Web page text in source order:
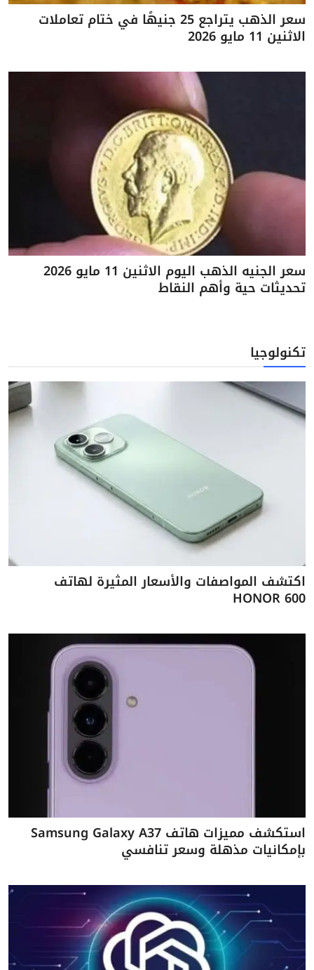
سعر الذهب يتراجع 25 جنيهًا في ختام تعاملات
الاثنين 11 مايو 2026
سعر الجنيه الذهب اليوم الاثنين 11 مايو 2026
تحديثات حية وأهم النقاط
تكنولوجيا
اكتشف المواصفات والأسعار المثيرة لهاتف
HONOR 600
استكشف مميزات هاتف Samsung Galaxy A37
بإمكانيات مذهلة وسعر تنافسي